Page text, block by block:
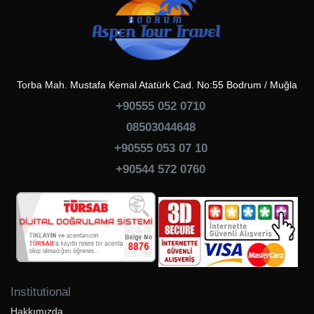
Torba Mah. Mustafa Kemal Atatürk Cad. No:55 Bodrum / Muğla
+90555 052 0710
08503044648
+90555 053 07 10
+90544 572 0760
Institutional
Hakkımızda